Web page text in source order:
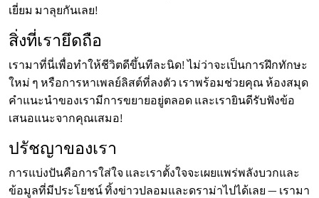
เยี่ยม มาลุยกันเลย!
สิ่งที่เรายึดถือ
เรามาที่นี่เพื่อทำให้ชีวิตดีขึ้นทีละนิด! ไม่ว่าจะเป็นการฝึกทักษะ
ใหม่ ๆ หรือการหาเพลย์ลิสต์ที่ลงตัว เราพร้อมช่วยคุณ ห้องสมุด
คำแนะนำของเรามีการขยายอยู่ตลอด และเรายินดีรับฟังข้อ
เสนอแนะจากคุณเสมอ!
ปรัชญาของเรา
การแบ่งปันคือการใส่ใจ และเราตั้งใจจะเผยแพร่พลังบวกและ
ข้อมูลที่มีประโยชน์ ทิ้งข่าวปลอมและดราม่าไปได้เลย — เรามา